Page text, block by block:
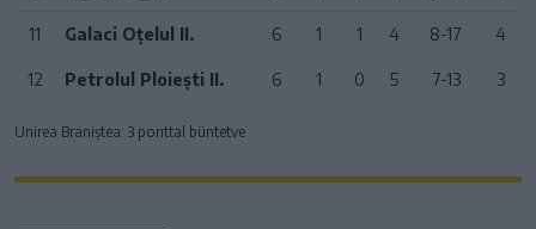
11 Galaci Oțelul II. 6 1 1 4 8-17 4
12 Petrolul Ploiești II. 6 1 0 5 7-13 3
Unirea Braniștea: 3 ponttal büntetve